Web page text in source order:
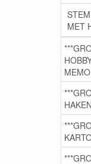
MET
HAKEN